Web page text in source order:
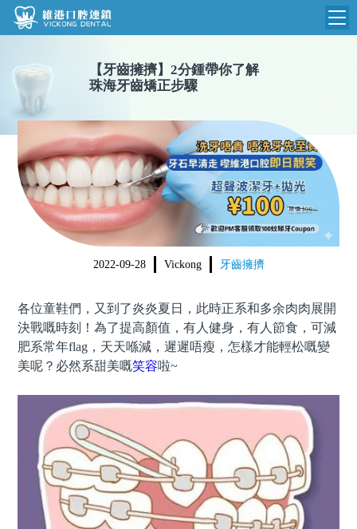
維港首頁
品牌介紹
環境設備
醫院新聞
收費標準
N
收費總表
植牙收費
根管收費
美學收費
箍牙收費
醫生團隊
門診時間
【 牙齒擁擠】 2分鍾帶你了解
珠海牙齒矯正步驟
2022-09-28 Vickong 牙齒擁擠
各位童鞋們，又到了炎炎夏日，此時正系和多余肉肉展開
決戰嘅時刻！為了提高顏值，有人健身，有人節食，可減
肥系常年flag ，天天喺減，遲遲唔瘦，怎樣才能輕松嘅變
美呢？必然系甜美嘅笑容啦~